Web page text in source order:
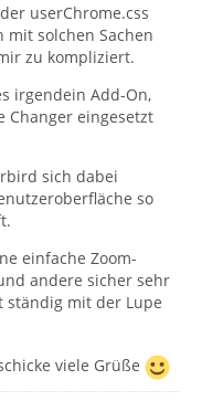
userChrome.css
mit solchen Sachen
zu kompliziert.
irgendein Add-On,
Changer eingesetzt
sich dabei
so
einfache Zoom-
andere sicher sehr
ständig mit der Lupe
viele Grüße